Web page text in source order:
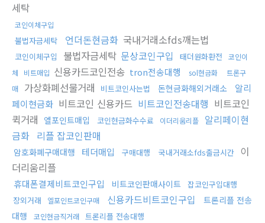
세탁
코인이체구입
불법자금세탁 언더돈현금화 국내거래소fds깨는법
코인이체구입 불법자금세탁 문상코인구입 태더원화환전
코인이
체
비트매입 신용카드코인전송 tron전송대행 sol현금화
트론구
매
가상화폐선물거래 비트코인사는법 돈현금화해외거래소
알리
페이현금화 비트코인 신용카드 비트코인전송대행 비트코인
퀵거래 엘포인트매입 코인현금화수수료 이더리움리플
알리페이현
금화 리플 잡코인판매
암호화폐구매대행 테더매입 구매대행 국내거래소fds출금시간
이
더리움리플
휴대폰결제비트코인구입 비트코인판매사이트 잡코인구입대행
장외거래
엘포인트코인구매 신용카드비트코인구입
트론리플 전송
대행
코인현금직거래 트론리플 전송대행